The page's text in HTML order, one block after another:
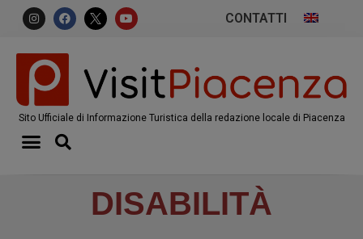
CONTATTI
Sito Ufficiale di Informazione Turistica della redazione locale di Piacenza
DISABILITÀ